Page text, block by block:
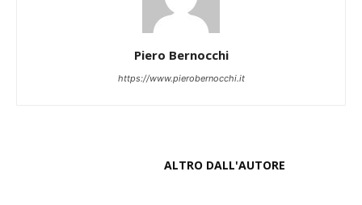
Piero Bernocchi
https://www.pierobernocchi.it
ALTRO DALL'AUTORE